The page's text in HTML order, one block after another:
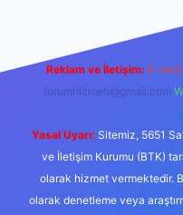
Reklam ve İletişim: E-mail:
forumhizmeti@gmail.com
Yasal Uyarı: Sitemiz, 5651
ve İletişim Kurumu (BTK)
olarak hizmet vermektedir.
olarak denetleme veya